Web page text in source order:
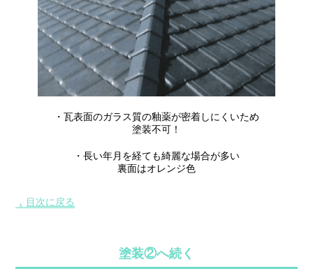
・瓦表面のガラス質の釉薬が密着しにくいため
塗装不可！
・長い年月を経ても綺麗な場合が多い
裏面はオレンジ色
▲ 目次に戻る
塗装②へ続く